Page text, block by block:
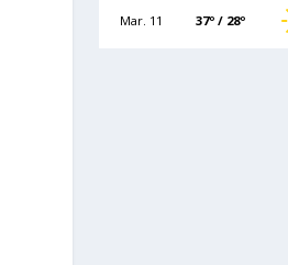
Mar. 11 37º / 28º